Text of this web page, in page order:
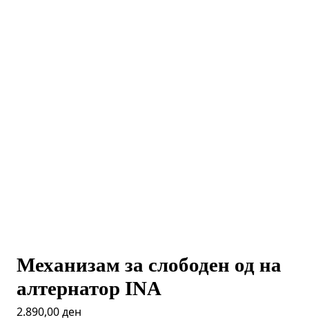
Механизам за слободен од на
алтернатор INA
2.890,00ден